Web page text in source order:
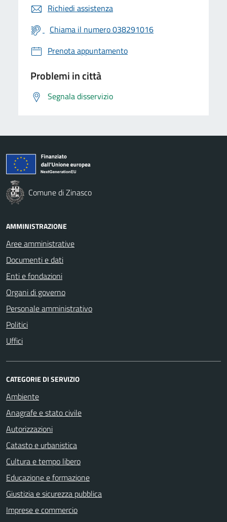
Richiedi assistenza
Chiama il numero 038291016
Prenota appuntamento
Problemi in città
Segnala disservizio
Comune di Zinasco
AMMINISTRAZIONE
Aree amministrative
Documenti e dati
Enti e fondazioni
Organi di governo
Personale amministrativo
Politici
Uffici
CATEGORIE DI SERVIZIO
Ambiente
Anagrafe e stato civile
Autorizzazioni
Catasto e urbanistica
Cultura e tempo libero
Educazione e formazione
Giustizia e sicurezza pubblica
Imprese e commercio